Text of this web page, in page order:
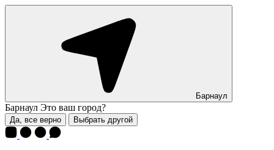
Барнаул
Барнаул Это ваш город?
Да, все верно Выбрать другой